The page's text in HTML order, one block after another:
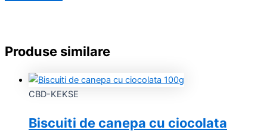
Produse similare
CBD-KEKSE
Biscuiti de canepa cu ciocolata